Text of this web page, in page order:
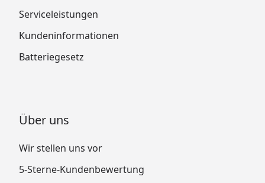
Serviceleistungen
Kundeninformationen
Batteriegesetz
Über uns
Wir stellen uns vor
5-Sterne-Kundenbewertung